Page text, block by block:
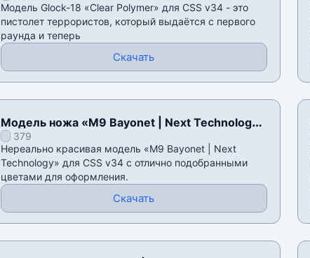
Модель Glock-18 «Clear Polymer» для CSS v34 - это
пистолет террористов, который выдаётся с первого
раунда и теперь
Скачать
Модель ножа «M9 Bayonet | Next Technology»
для CSS v34
379
Нереально красивая модель «M9 Bayonet | Next
Technology» для CSS v34 с отлично подобранными
цветами для оформления.
Скачать